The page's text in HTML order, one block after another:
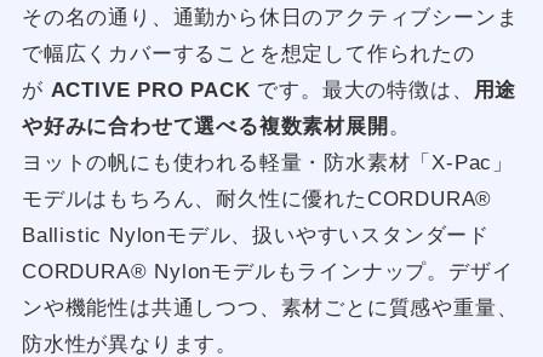
その名の通り、通勤から休日のアクティブシーンま
で幅広くカバーすることを想定して作られたの
が ACTIVE PRO PACK です。最大の特徴は、 用途
や好みに合わせて選べる複数素材展開 。
ヨットの帆にも使われる軽量・防水素材「X-Pac」
モデルはもちろん、耐久性に優れたCORDURA®
Ballistic Nylonモデル、扱いやすいスタンダード
CORDURA® Nylonモデルもラインナップ。デザイ
ンや機能性は共通しつつ、素材ごとに質感や重量、
防水性が異なります。